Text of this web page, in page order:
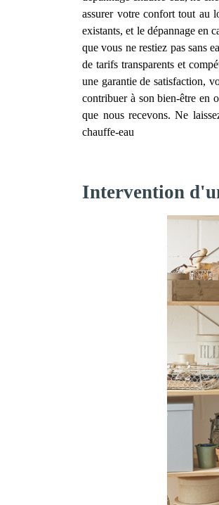
assurer votre confort tout au
existants, et le dépannage en
que vous ne restiez pas sans
de tarifs transparents et
une garantie de satisfaction,
contribuer à son bien-être en
que nous recevons. Ne
chauffe-eau
Intervention